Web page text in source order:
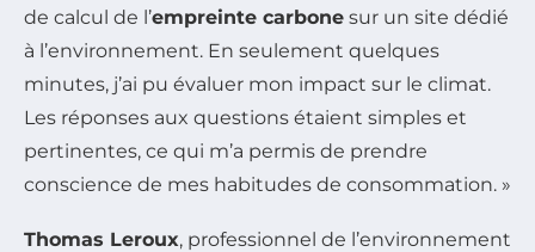
de calcul de l’empreinte carbone sur un site dédié
à l’environnement. En seulement quelques
minutes, j’ai pu évaluer mon impact sur le climat.
Les réponses aux questions étaient simples et
pertinentes, ce qui m’a permis de prendre
conscience de mes habitudes de consommation. »
Thomas Leroux, professionnel de l’environnement